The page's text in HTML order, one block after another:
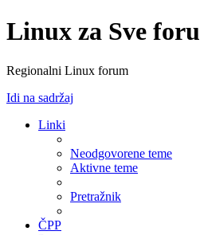
Linux za Sve
Regionalni Linux forum
Idi na sadržaj
Linki
Neodgovorene teme
Aktivne teme
Pretražnik
ČPP